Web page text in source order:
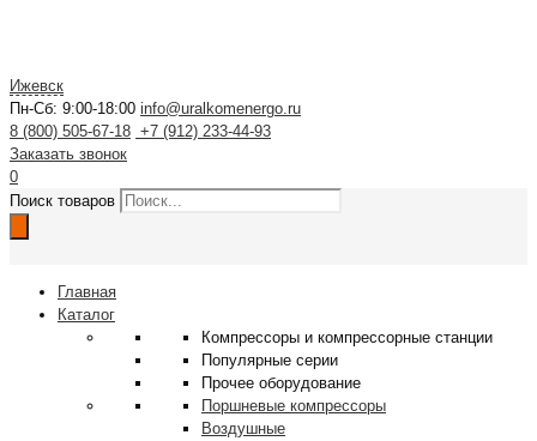
Ижевск
Пн-Сб: 9:00-18:00 info@uralkomenergo.ru
8 (800) 505-67-18 +7 (912) 233-44-93
Заказать звонок
0
Поиск товаров
Главная
Каталог
Компрессоры и компрессорные станции
Популярные серии
Прочее оборудование
Поршневые компрессоры
Воздушные